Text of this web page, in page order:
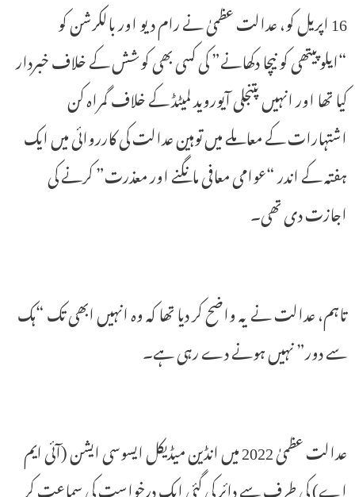
16 اپریل کو، عدالت عظمیٰ نے رام دیو اور بالکرشن کو
“ایلوپیتھی کو نیچا دکھانے” کی کسی بھی کوشش کے خلاف خبردار
کیا تھا اور انہیں پتنجلی آیوروید لمیٹڈ کے خلاف گمراہ کن
اشتہارات کے معاملے میں توہین عدالت کی کارروائی میں ایک
ہفتہ کے اندر “عوامی معافی مانگنے اور معذرت” کرنے کی
اجازت دی تھی۔
تاہم، عدالت نے یہ واضح کر دیا تھا کہ وہ انہیں ابھی تک “ہک
سے دور” نہیں ہونے دے رہی ہے۔
عدالت عظمیٰ 2022 میں انڈین میڈیکل ایسوسی ایشن (آئی ایم
اے) کی طرف سے دائر کی گئی ایک درخواست کی سماعت کر